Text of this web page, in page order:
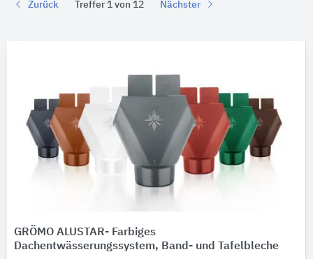
Zurück Treffer 1 von 12 Nächster
GRÖMO ALUSTAR- Farbiges
Dachentwässerungssystem, Band- und Tafelbleche